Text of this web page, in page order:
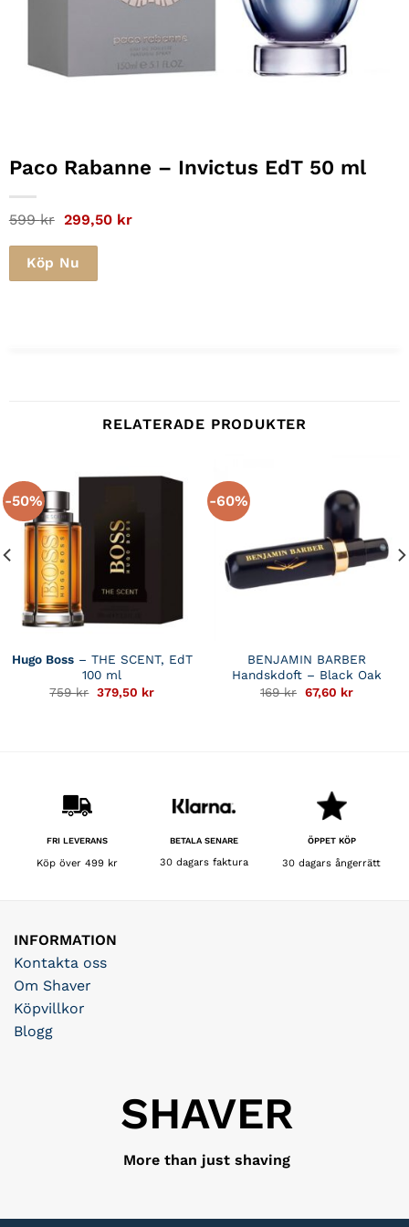
Paco Rabanne – Invictus EdT 50 ml
599kr Det
ursprungliga
priset
var:
599 kr.
299,50 krDet
Köp Nu
RELATERADE PRODUKTER
-50%
Hugo Boss– THE SCENT, EdT
100 ml
759kr
Det
ursprungliga
379,50 krDet
-60%
BENJAMIN BARBER
Handskdoft – Black Oak
169kr Det
ursprungliga
67,60 krDet
FRI LEVERANS
Köp över 499 kr
BETALA SENARE
30 dagars faktura
ÖPPET KÖP
30 dagars ångerrätt
INFORMATION
Kontakta oss
Om Shaver
Köpvillkor
Blogg
SHAVER
More than just shaving